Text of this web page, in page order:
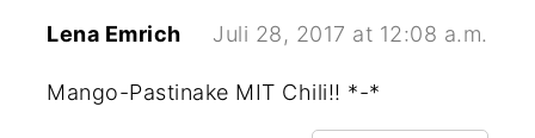
Lena Emrich Juli 28, 2017 at 12:08 a.m.
Mango-Pastinake MIT Chili!! *-*